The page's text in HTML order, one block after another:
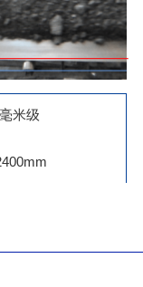
米级